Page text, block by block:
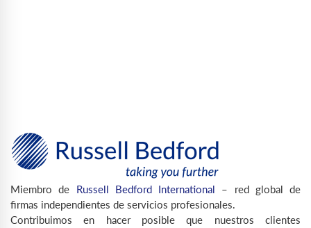
Miembro de Russell Bedford International – red global de
firmas independientes de servicios profesionales.
Contribuimos en hacer posible que nuestros clientes